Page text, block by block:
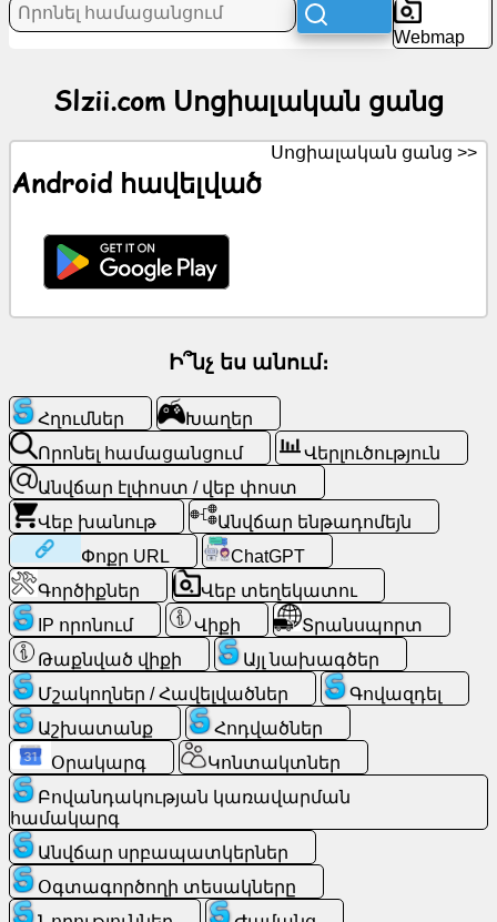
Անվճար
ChatGPT
Խաղեր
Անվճար
էլփոստ
/
վեբ
փոստ
Վերլուծություն
Վեբ
խանութ
Մշակողներ
/
Հավելվածներ
Գործիքներ
Աշխատանք
Վեբ
Webmap
Slzii.com Սոցիալական ցանց
Android հավելված
Սոցիալական ցանց >>
Ի՞նչ ես անում։
Հղումներ
Խաղեր
Որոնել համացանցում
Վերլուծություն
Անվճար էլփոստ / վեբ փոստ
Վեբ խանութ
Անվճար ենթադոմեյն
Փոքր URL
ChatGPT
Գործիքներ
Վեբ տեղեկատու
IP որոնում
Վիքի
Տրանսպորտ
Թաքնված վիքի
Այլ նախագծեր
Մշակողներ / Հավելվածներ
Գովազդել
Աշխատանք
Հոդվածներ
Օրակարգ
Կոնտակտներ
Բովանդակության կառավարման
համակարգ
Անվճար սրբապատկերներ
Օգտագործողի տեսակները